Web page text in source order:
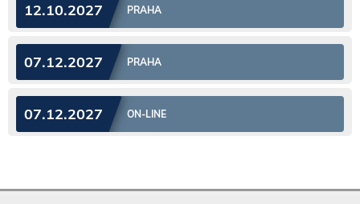
12.10.2027 PRAHA
07.12.2027 PRAHA
07.12.2027 ON-LINE